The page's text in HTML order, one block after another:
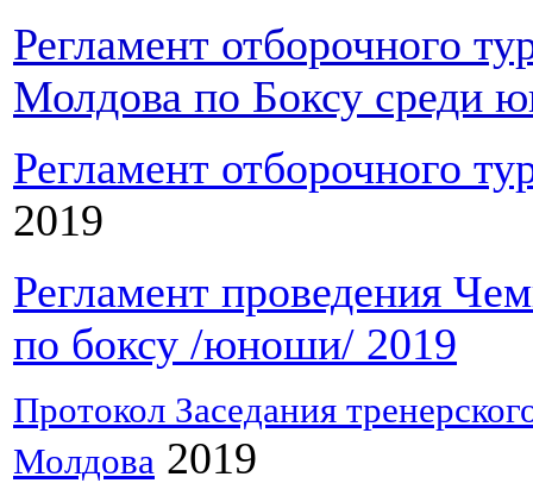
Регламент отборочного
Молдова по Боксу среди
Регламент отборочного
2019
Регламент проведения
по боксу /юноши/ 2019
Протокол Заседания
Молдова 2019